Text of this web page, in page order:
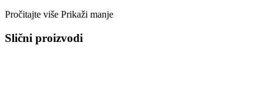
Pročitajte više Prikaži manje
Slični proizvodi